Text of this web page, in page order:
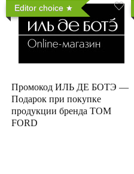
Editor choice
Промокод ИЛЬ ДЕ БОТЭ —
Подарок при покупке
продукции бренда TOM
FORD